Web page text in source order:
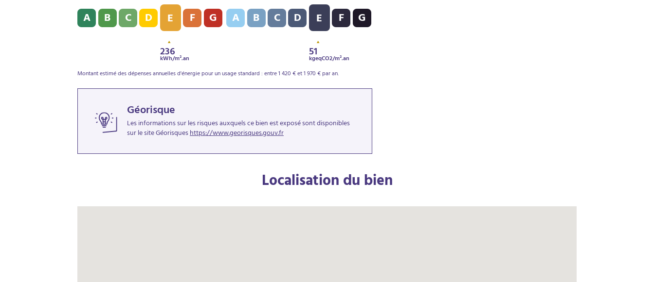
Diagnostic de performance énergétique (DPE) : E - 236 kWh/m².an
A B C D E
236
kWh/m².an
F G Indice d’émission de gaz à effet de serre (GES) : E - 51 kgeqCO2/m².an
A B C D E
51
kgeqCO2/m².an
F G
Montant estimé des dépenses annuelles d'énergie pour un usage standard : entre 1 420 € et 1 970 € par an.
Géorisque
Les informations sur les risques auxquels ce bien est exposé sont disponibles
sur le site Géorisqueshttps://www.georisques.gouv.fr
Localisation du bien